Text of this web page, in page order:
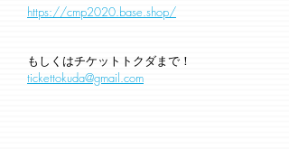
https://cmp2020.base.shop/
もしくはチケットトクダまで！
tickettokuda@gmail.com